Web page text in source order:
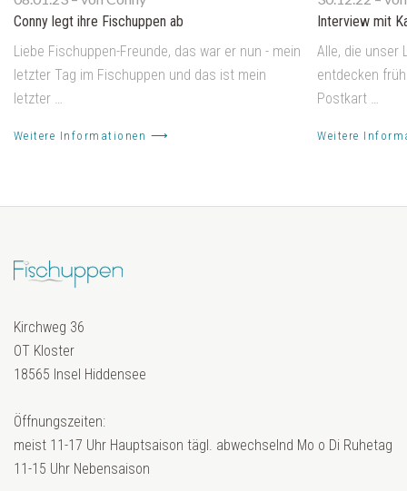
Conny legt ihre Fischuppen ab
Liebe Fischuppen-Freunde, das war er nun - mein
letzter Tag im Fischuppen und das ist mein
letzter …
Weitere Informationen ⟶
Interview mit
Alle, die unser
entdecken
Postkart …
Weitere
Kirchweg 36
OT Kloster
18565 Insel Hiddensee
Öffnungszeiten:
meist 11-17 Uhr Hauptsaison tägl. abwechselnd Mo o Di Ruhetag
11-15 Uhr Nebensaison